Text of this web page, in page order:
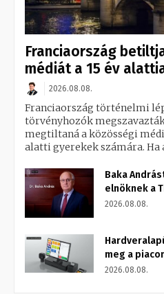
Franciaország
médiát a 15 év
2026.08.08.
Franciaország történelmi
törvényhozók
megtiltaná a közösségi
alatti gyerekek számára. Ha
Baka
elnöknek a
2026.08.08.
meg a
2026.08.08.